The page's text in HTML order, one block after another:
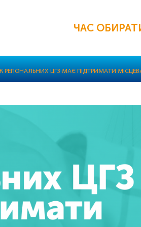
ЧАС
РЕГІОНАЛЬНИХ ЦГЗ МАЄ ПІДТРИМАТИ